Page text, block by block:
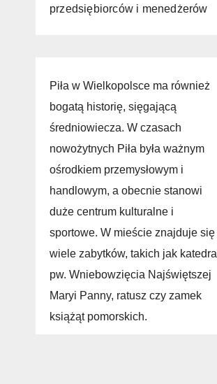
przedsiębiorców i menedżerów
Piła w Wielkopolsce ma również
bogatą historię, sięgającą
średniowiecza. W czasach
nowożytnych Piła była ważnym
ośrodkiem przemysłowym i
handlowym, a obecnie stanowi
duże centrum kulturalne i
sportowe. W mieście znajduje się
wiele zabytków, takich jak katedra
pw. Wniebowzięcia Najświętszej
Maryi Panny, ratusz czy zamek
książąt pomorskich.